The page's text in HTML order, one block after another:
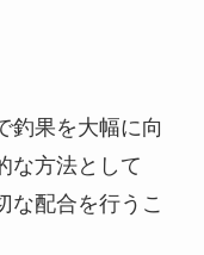
釣果を大幅に向
な方法として
な配合を行うこ